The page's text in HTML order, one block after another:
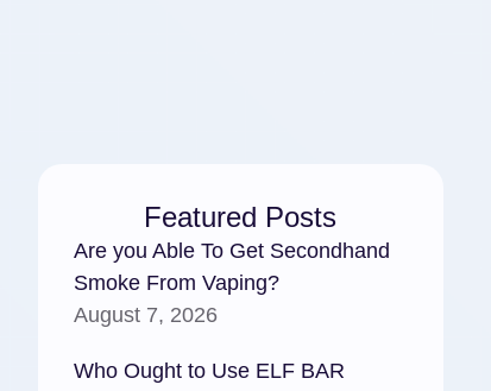
Featured Posts
Are you Able To Get Secondhand
Smoke From Vaping?
August 7, 2026
Who Ought to Use ELF BAR